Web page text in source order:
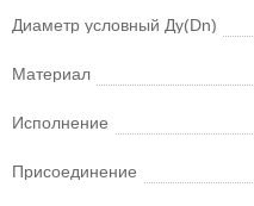
Диаметр условный Ду(Dn)
Материал
Исполнение
Присоединение